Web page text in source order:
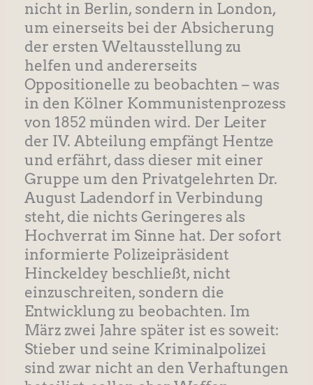
nicht in Berlin, sondern in London,
um einerseits bei der Absicherung
der ersten Weltausstellung zu
helfen und andererseits
Oppositionelle zu beobachten – was
in den Kölner Kommunistenprozess
von 1852 münden wird. Der Leiter
der IV. Abteilung empfängt Hentze
und erfährt, dass dieser mit einer
Gruppe um den Privatgelehrten Dr.
August Ladendorf in Verbindung
steht, die nichts Geringeres als
Hochverrat im Sinne hat. Der sofort
informierte Polizeipräsident
Hinckeldey beschließt, nicht
einzuschreiten, sondern die
Entwicklung zu beobachten. Im
März zwei Jahre später ist es soweit:
Stieber und seine Kriminalpolizei
sind zwar nicht an den Verhaftungen